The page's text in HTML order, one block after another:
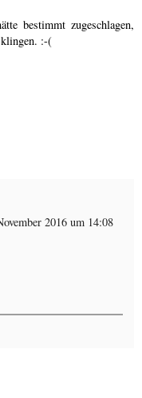
bestimmt zugeschlagen,
:-(
2016 um 14:08